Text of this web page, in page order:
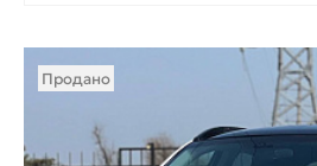
Продано